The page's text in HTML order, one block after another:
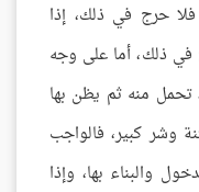
فلا حرج في ذلك، إذا
في ذلك، أما على وجه
تحمل منه ثم يظن بها
وشر كبير، فالواجب
والبناء بها، وإذا